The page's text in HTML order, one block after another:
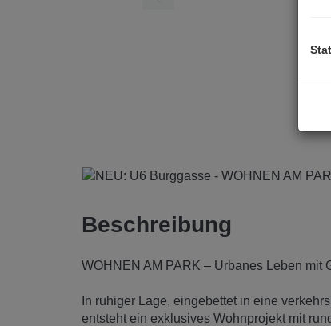
Beschreibung
WOHNEN AM PARK – Urbanes Leben mit
In ruhiger Lage, eingebettet in eine
entsteht ein exklusives Wohnprojekt mit